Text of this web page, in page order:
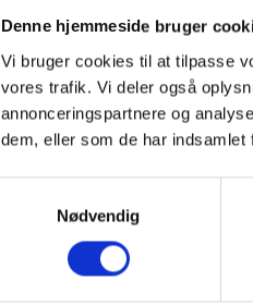
Denne hjemmeside bruger
Vi bruger cookies til at tilpasse
vores trafik. Vi deler også
annonceringspartnere og
dem, eller som de har indsamlet
Nødvendig